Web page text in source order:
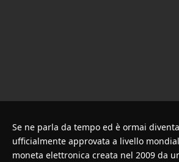
Se ne parla da tempo ed è ormai
ufficialmente approvata a livello
moneta elettronica creata nel 2009 da